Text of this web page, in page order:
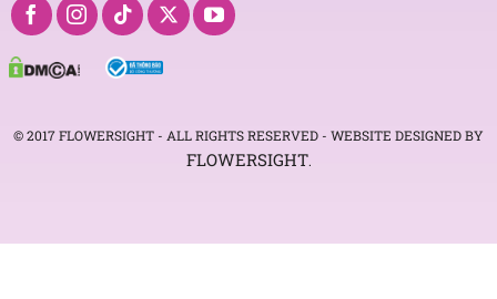
© 2017 FLOWERSIGHT - ALL RIGHTS RESERVED - WEBSITE DESIGNED BY
FLOWERSIGHT.